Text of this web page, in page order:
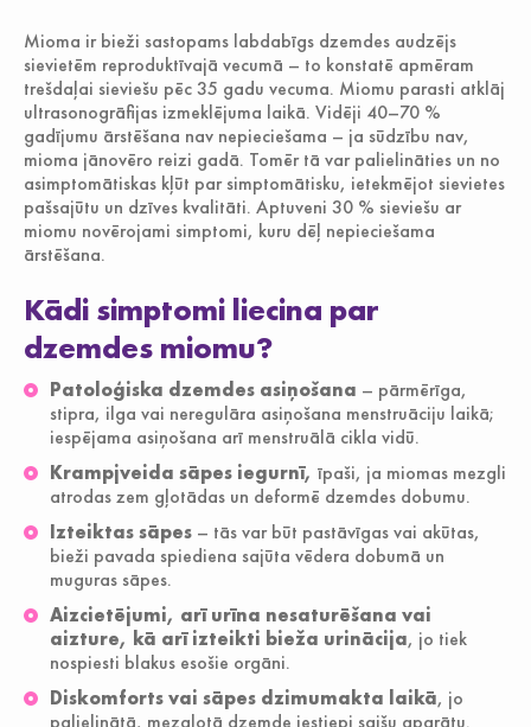
Mioma ir bieži sastopams labdabīgs dzemdes audzējs
sievietēm reproduktīvajā vecumā – to konstatē apmēram
trešdaļai sieviešu pēc 35 gadu vecuma. Miomu parasti atklāj
ultrasonogrāfijas izmeklējuma laikā. Vidēji 40–70 %
gadījumu ārstēšana nav nepieciešama – ja sūdzību nav,
mioma jānovēro reizi gadā. Tomēr tā var palielināties un no
asimptomātiskas kļūt par simptomātisku, ietekmējot sievietes
pašsajūtu un dzīves kvalitāti. Aptuveni 30 % sieviešu ar
miomu novērojami simptomi, kuru dēļ nepieciešama
ārstēšana.
Kādi simptomi liecina par
dzemdes miomu?
Patoloģiska dzemdes asiņošana – pārmērīga,
stipra, ilga vai neregulāra asiņošana menstruāciju laikā;
iespējama asiņošana arī menstruālā cikla vidū.
Krampjveida sāpes iegurnī, īpaši, ja miomas mezgli
atrodas zem gļotādas un deformē dzemdes dobumu.
Izteiktas sāpes – tās var būt pastāvīgas vai akūtas,
bieži pavada spiediena sajūta vēdera dobumā un
muguras sāpes.
Aizcietējumi, arī urīna nesaturēšana vai
aizture, kā arī izteikti bieža urinācija, jo tiek
nospiesti blakus esošie orgāni.
Diskomforts vai sāpes dzimumakta laikā, jo
palielinātā, mezglotā dzemde iestiepj saišu aparātu.